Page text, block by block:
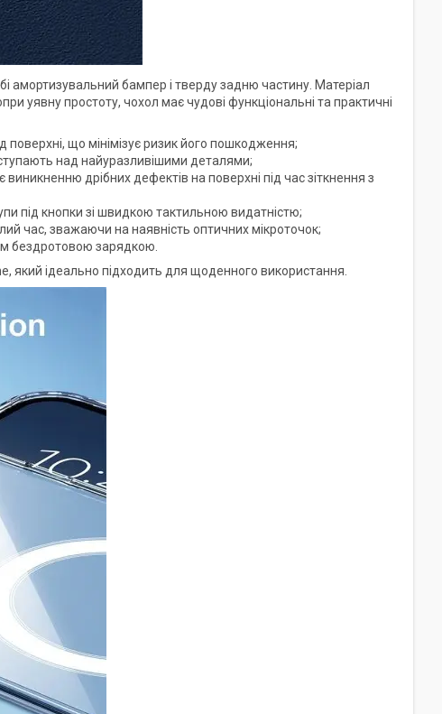
амортизувальний бампер і тверду задню частину. Матеріал
уявну простоту, чохол має чудові функціональні та практичні
поверхні, що мінімізує ризик його пошкодження;
над найуразливішими деталями;
дрібних дефектів на поверхні під час зіткнення з
під кнопки зі швидкою тактильною видатністю;
час, зважаючи на наявність оптичних мікроточок;
бездротовою зарядкою.
який ідеально підходить для щоденного використання.